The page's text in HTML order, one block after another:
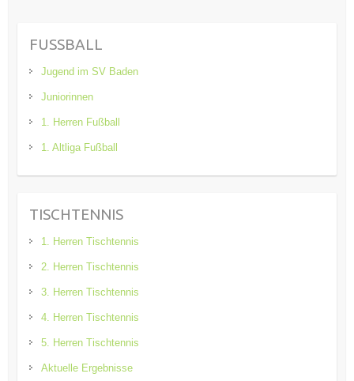
FUSSBALL
Jugend im SV Baden
Juniorinnen
1. Herren Fußball
1. Altliga Fußball
TISCHTENNIS
1. Herren Tischtennis
2. Herren Tischtennis
3. Herren Tischtennis
4. Herren Tischtennis
5. Herren Tischtennis
Aktuelle Ergebnisse